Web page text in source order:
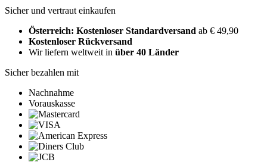
Sicher und vertraut einkaufen
Österreich: Kostenloser Standardversand ab € 49,90
Kostenloser Rückversand
Wir liefern weltweit in über 40 Länder
Sicher bezahlen mit
Nachnahme
Vorauskasse